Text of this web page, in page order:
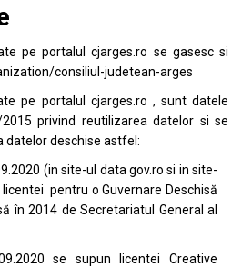
pe portalulcjarges.ro se gasesc si
consiliul-judetean-arges
pe portalul cjarges.ro , sunt datele
privind reutilizarea datelor si se
datelor deschise astfel:
(in site-ul data gov.ro si in site-
pentru o Guvernare Deschisă
în 2014 de Secretariatul General al
se supun licentei Creative